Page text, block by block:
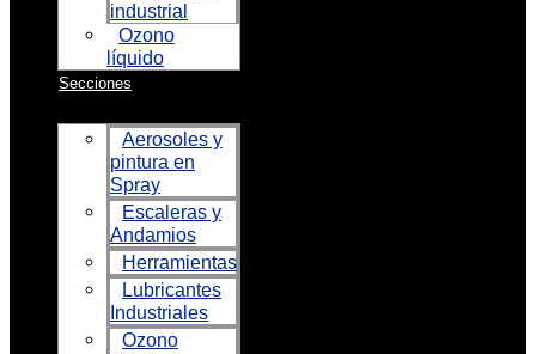
industrial
Ozono
líquido
Secciones
Aerosoles y
pintura en
Spray
Escaleras y
Andamios
Herramientas
Lubricantes
Industriales
Ozono